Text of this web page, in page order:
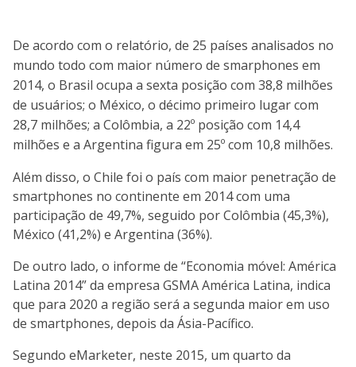
De acordo com o relatório, de 25 países analisados no
mundo todo com maior número de smarphones em
2014, o Brasil ocupa a sexta posição com 38,8 milhões
de usuários; o México, o décimo primeiro lugar com
28,7 milhões; a Colômbia, a 22º posição com 14,4
milhões e a Argentina figura em 25º com 10,8 milhões.
Além disso, o Chile foi o país com maior penetração de
smartphones no continente em 2014 com uma
participação de 49,7%, seguido por Colômbia (45,3%),
México (41,2%) e Argentina (36%).
De outro lado, o informe de “Economia móvel: América
Latina 2014” da empresa GSMA América Latina, indica
que para 2020 a região será a segunda maior em uso
de smartphones, depois da Ásia-Pacífico.
Segundo eMarketer, neste 2015, um quarto da